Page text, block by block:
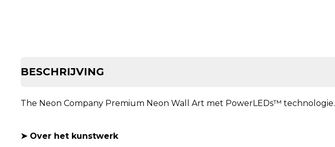
BESCHRIJVING
The Neon Company Premium Neon Wall Art met PowerLEDs™ technologie.
➤ Over het kunstwerk